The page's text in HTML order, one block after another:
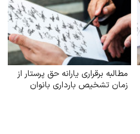
مطالبه برقراری یارانه حق پرستار از
زمان تشخیص بارداری بانوان